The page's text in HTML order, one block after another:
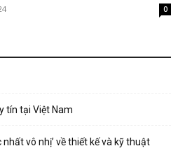
0
tín tại Việt Nam
nhất vô nhị’ về thiết kế và kỹ thuật